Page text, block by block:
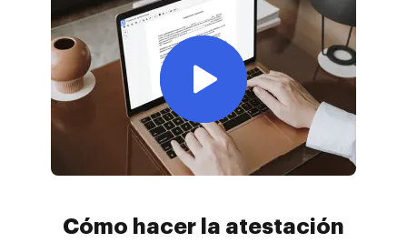
Cómo hacer la atestación